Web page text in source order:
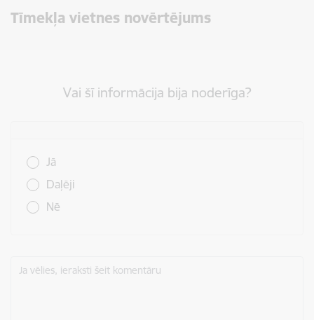
Tīmekļa vietnes novērtējums
Vai šī informācija bija noderīga?
Jā
Daļēji
Nē
Ja vēlies, ieraksti šeit komentāru